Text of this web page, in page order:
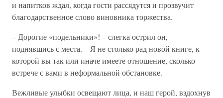
и напитков ждал, когда гости рассядутся и прозвучит
благодарственное слово виновника торжества.
– Дорогие «подельники»! – слегка острил он,
поднявшись с места. – Я не столько рад новой книге, к
которой вы так или иначе имеете отношение, сколько
встрече с вами в неформальной обстановке.
Вежливые улыбки освещают лица, и наш герой, вздохнув